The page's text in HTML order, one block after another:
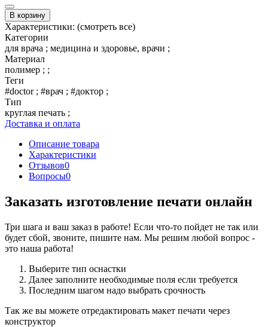
В корзину
Характеристики: (смотреть все)
Категории
для врача ; медицина и здоровье, врачи ;
Материал
полимер ; ;
Теги
#doctor ; #врач ; #доктор ;
Тип
круглая печать ;
Доставка и оплата
Описание товара
Характеристики
Отзывов0
Вопросы0
Заказать изготовление печати онлайн
Три шага и ваш заказ в работе! Если что-то пойдет не так или
будет сбой, звоните, пишите нам. Мы решим любой вопрос -
это наша работа!
Выберите тип оснастки
Далее заполните необходимые поля если требуется
Последним шагом надо выбрать срочность
Так же вы можете отредактировать макет печати через
конструктор